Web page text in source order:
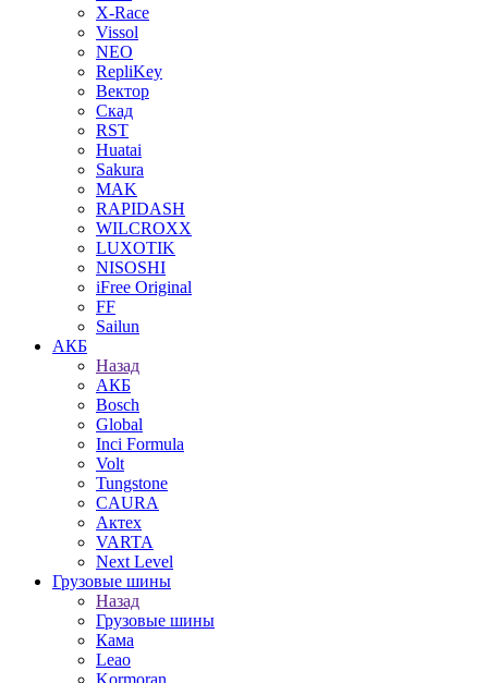
X-Race
Vissol
NEO
RepliKey
Вектор
Скад
RST
Huatai
Sakura
MAK
RAPIDASH
WILCROXX
LUXOTIK
NISOSHI
iFree Original
FF
Sailun
АКБ
Назад
АКБ
Bosch
Global
Inci Formula
Volt
Tungstone
CAURA
Актех
VARTA
Next Level
Грузовые шины
Назад
Грузовые шины
Кама
Leao
Kormoran